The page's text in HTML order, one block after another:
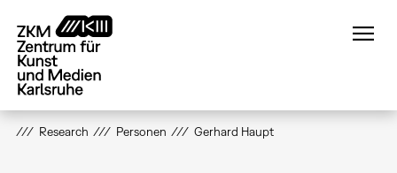
zum
Inhalt
Research Personen Gerhard Haupt